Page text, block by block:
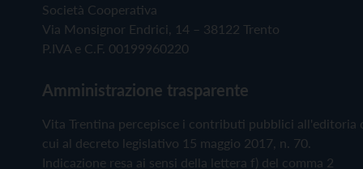
Società Cooperativa
Via Monsignor Endrici, 14 – 38122 Trento
P.IVA e C.F. 00199960220
Amministrazione trasparente
Vita Trentina percepisce i contributi pubblici all'editoria
cui al decreto legislativo 15 maggio 2017, n. 70.
Indicazione resa ai sensi della lettera f) del comma 2